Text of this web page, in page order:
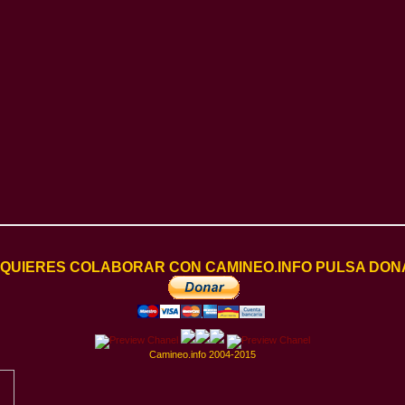
COLABORAR CON CAMINEO.INFO PULSA
Camineo.info 2004-2015